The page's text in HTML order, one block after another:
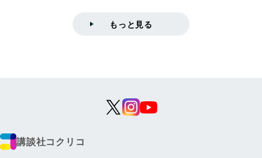
もっと見る
講談社コクリコ